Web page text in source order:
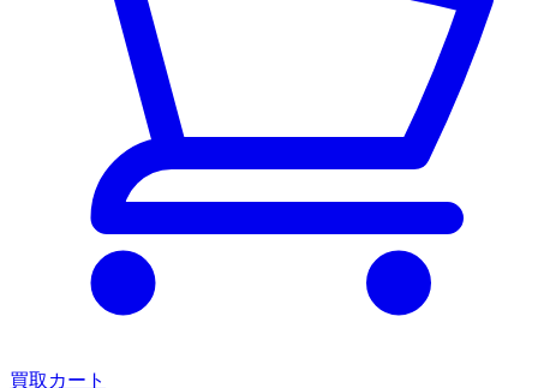
買取カート